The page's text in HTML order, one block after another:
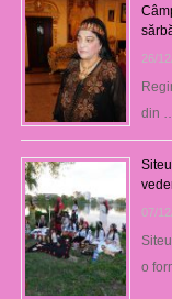
26/
din …
07/
o